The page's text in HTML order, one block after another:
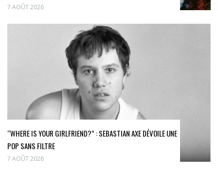
7 AOÛT 2026
“WHERE IS YOUR GIRLFRIEND?” : SEBASTIAN AXE DÉVOILE UNE
POP SANS FILTRE
7 AOÛT 2026